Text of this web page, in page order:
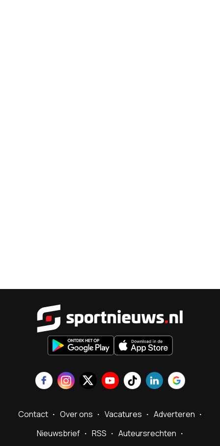
Contact Over ons Vacatures
Adverteren
Nieuwsbrief
RSS Auteursrechten